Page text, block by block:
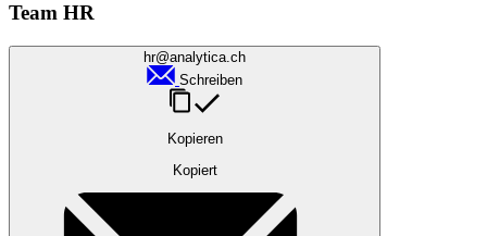
Team HR
hr@analytica.ch
Schreiben
Kopieren
Kopiert